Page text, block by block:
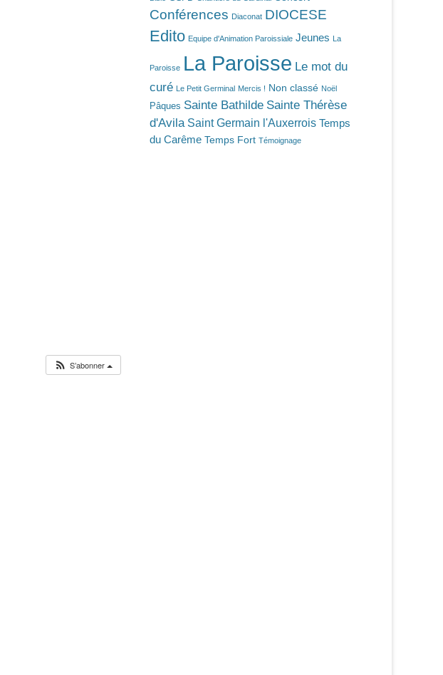
S’abonner
Conférences Diaconat DIOCESE
Edito Equipe d'Animation Paroissiale Jeunes La
Paroisse La Paroisse Le mot du
curé Le Petit Germinal Mercis ! Non classé Noël
Pâques Sainte Bathilde Sainte Thérèse
d'Avila Saint Germain l'Auxerrois Temps
du Carême Temps Fort Témoignage